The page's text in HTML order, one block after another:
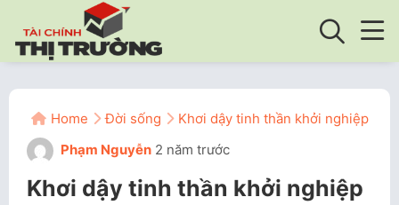
Home Đời sống
Khơi dậy tinh thần khởi nghiệp
Phạm Nguyễn 2 năm trước
Khơi dậy tinh thần khởi nghiệp